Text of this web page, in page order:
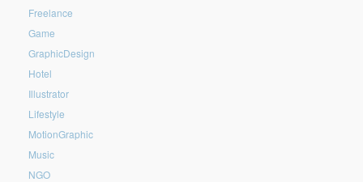
Freelance
Game
GraphicDesign
Hotel
Illustrator
Lifestyle
MotionGraphic
Music
NGO